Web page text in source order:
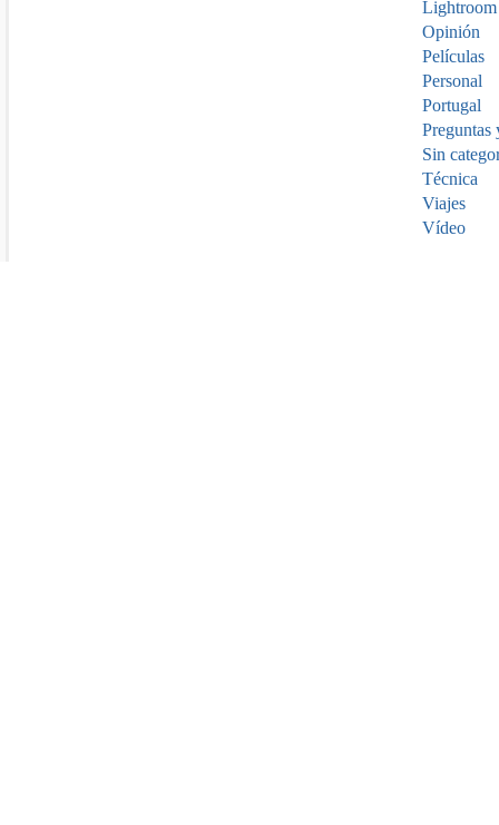
Lightroom
Opinión
Películas
Personal
Portugal
Preguntas
Sin
Técnica
Viajes
Vídeo